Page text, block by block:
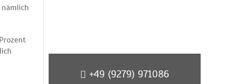
+49 (9279) 971086